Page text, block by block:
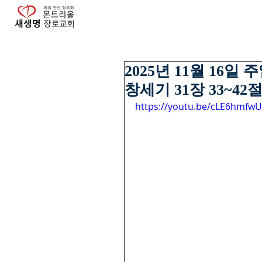
2025년 11월 16일
창세기 31장 33~42
https://youtu.be/